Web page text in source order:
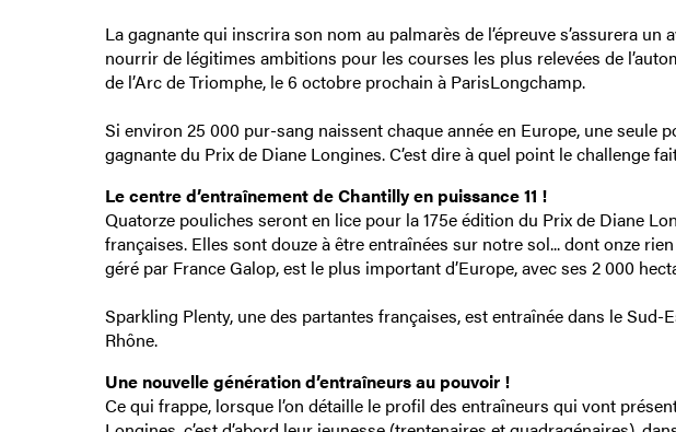
La gagnante qui inscrira son nom au palmarès de l’épreuve s’assurera un
nourrir de légitimes ambitions pour les courses les plus relevées de
de l’Arc de Triomphe, le 6 octobre prochain à ParisLongchamp.
Si environ 25 000 pur-sang naissent chaque année en Europe, une seule
gagnante du Prix de Diane Longines. C’est dire à quel point le challenge
Le centre d’entraînement de Chantilly en puissance 11 !
Quatorze pouliches seront en lice pour la 175e édition du Prix de Diane
françaises. Elles sont douze à être entraînées sur notre sol... dont onze
géré par France Galop, est le plus important d’Europe, avec ses 2 000
Sparkling Plenty, une des partantes françaises, est entraînée dans le
Rhône.
Une nouvelle génération d’entraîneurs au pouvoir !
Ce qui frappe, lorsque l’on détaille le profil des entraîneurs qui vont